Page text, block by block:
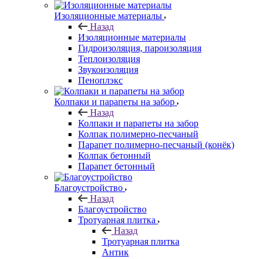
Изоляционные материалы
Назад
Изоляционные материалы
Гидроизоляция, пароизоляция
Теплоизоляция
Звукоизоляция
Пеноплэкс
Колпаки и парапеты на забор
Назад
Колпаки и парапеты на забор
Колпак полимерно-песчаный
Парапет полимерно-песчаный (конёк)
Колпак бетонный
Парапет бетонный
Благоустройство
Назад
Благоустройство
Тротуарная плитка
Назад
Тротуарная плитка
Антик